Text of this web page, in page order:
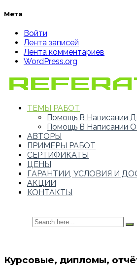
Мета
Войти
Лента записей
Лента комментариев
WordPress.org
ТЕМЫ РАБОТ
Помощь В Написании
Помощь В Написании
АВТОРЫ
ПРИМЕРЫ РАБОТ
СЕРТИФИКАТЫ
ЦЕНЫ
ГАРАНТИИ, УСЛОВИЯ И
АКЦИИ
КОНТАКТЫ
Курсовые, дипломы,